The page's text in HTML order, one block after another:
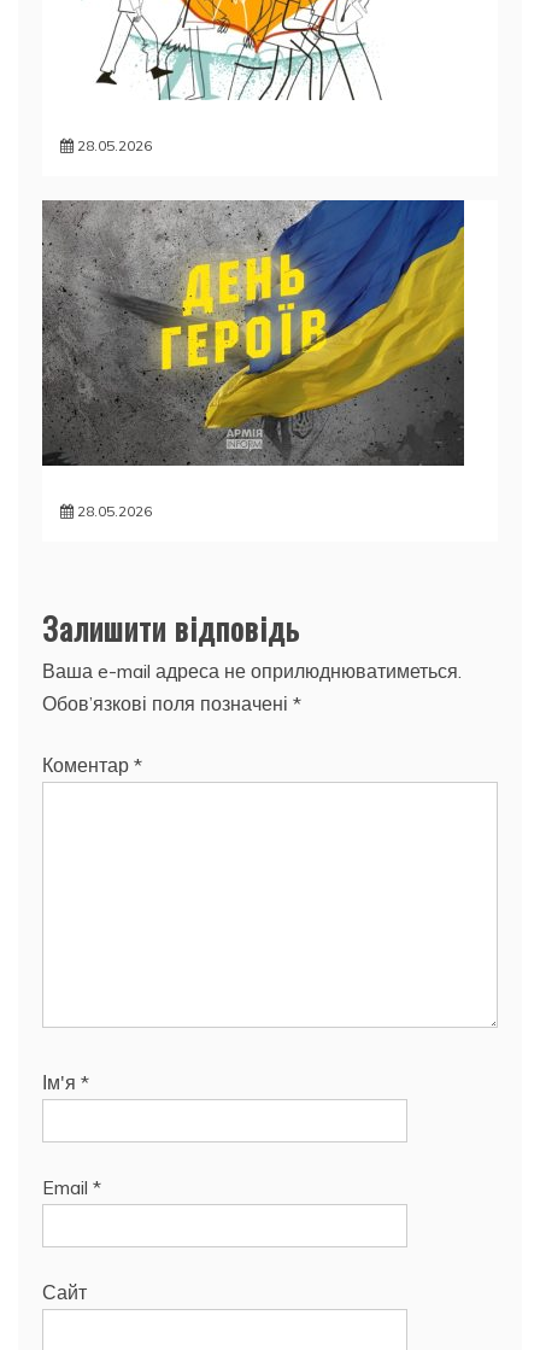
28.05.2026
28.05.2026
Залишити відповідь
Ваша e-mail адреса не оприлюднюватиметься.
Обов’язкові поля позначені *
Коментар *
Ім'я *
Email *
Сайт